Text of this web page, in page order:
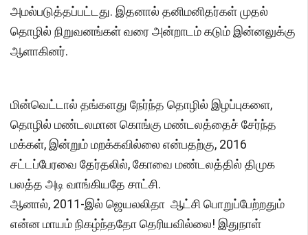
அமல்படுத்தப்பட்டது. இதனால் தனிமனிதர்கள் முதல்
தொழில் நிறுவனங்கள் வரை அன்றாடம் கடும் இன்னலுக்கு
ஆளாகினர்.
மின்வெட்டால் தங்களது நேர்ந்த தொழில் இழப்புகளை,
தொழில் மண்டலமான கொங்கு மண்டலத்தைச் சேர்ந்த
மக்கள், இன்றும் மறக்கவில்லை என்பதற்கு, 2016
சட்டப்பேரவை தேர்தலில், கோவை மண்டலத்தில் திமுக
பலத்த அடி வாங்கியதே சாட்சி.
ஆனால், 2011-இல் ஜெயலலிதா ஆட்சி பொறுப்பேற்றதும்
என்ன மாயம் நிகழ்ந்ததோ தெரியவில்லை! இதுநாள்